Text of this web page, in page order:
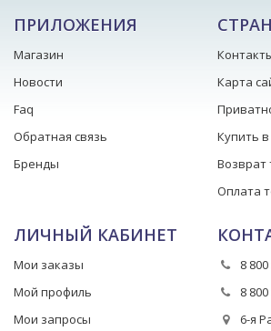
ПРИЛОЖЕНИЯ
Магазин
Новости
Faq
Обратная связь
Бренды
Карта
Купить
Возврат
Оплата
ЛИЧНЫЙ КАБИНЕТ
Мои заказы
Мой профиль
Мои запросы
8
8
6-я